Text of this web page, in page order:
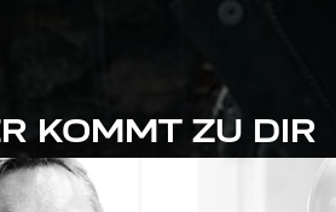
KOMMT ZU DIR